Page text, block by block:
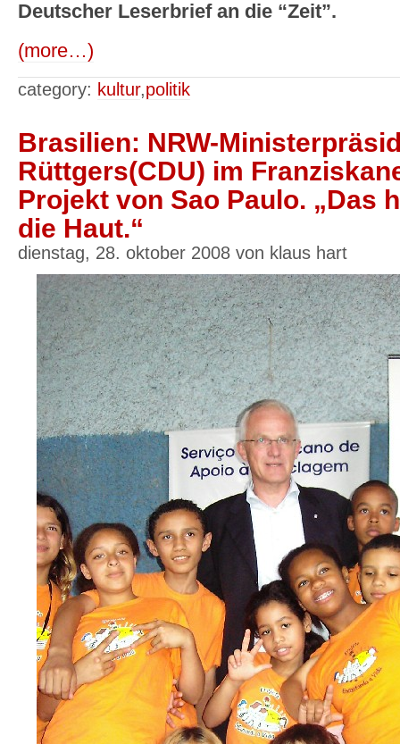
Deutscher Leserbrief an die “Zeit”.
(more…)
category: kultur,politik
Brasilien: NRW-
Rüttgers(CDU) im
Projekt von Sao Paulo. „Das
die Haut.“
dienstag, 28. oktober 2008 von klaus hart